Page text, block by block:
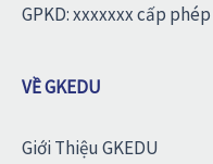
GPKD: xxxxxxx cấp
VỀ GKEDU
Giới Thiệu GKEDU